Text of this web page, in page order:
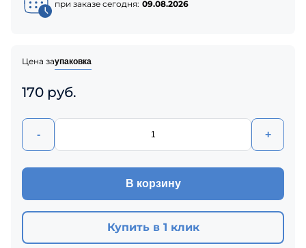
при заказе сегодня: 09.08.2026
Цена заупаковка
170 руб.
- +
В корзину
Купить в 1 клик